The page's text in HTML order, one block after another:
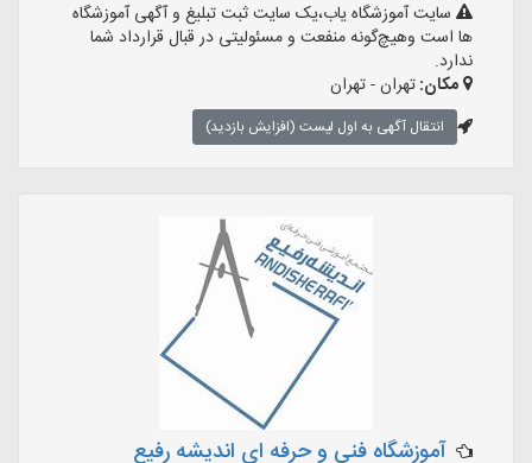
سایت آموزشگاه یاب،یک سایت ثبت تبلیغ و آگهی آموزشگاه
ها است وهیچ‌گونه منفعت و مسئولیتی در قبال قرارداد شما
ندارد.
مکان:تهران - تهران
انتقال آگهی به اول لیست (افزایش بازدید)
آموزشگاه فنی و حرفه ای اندیشه رفیع